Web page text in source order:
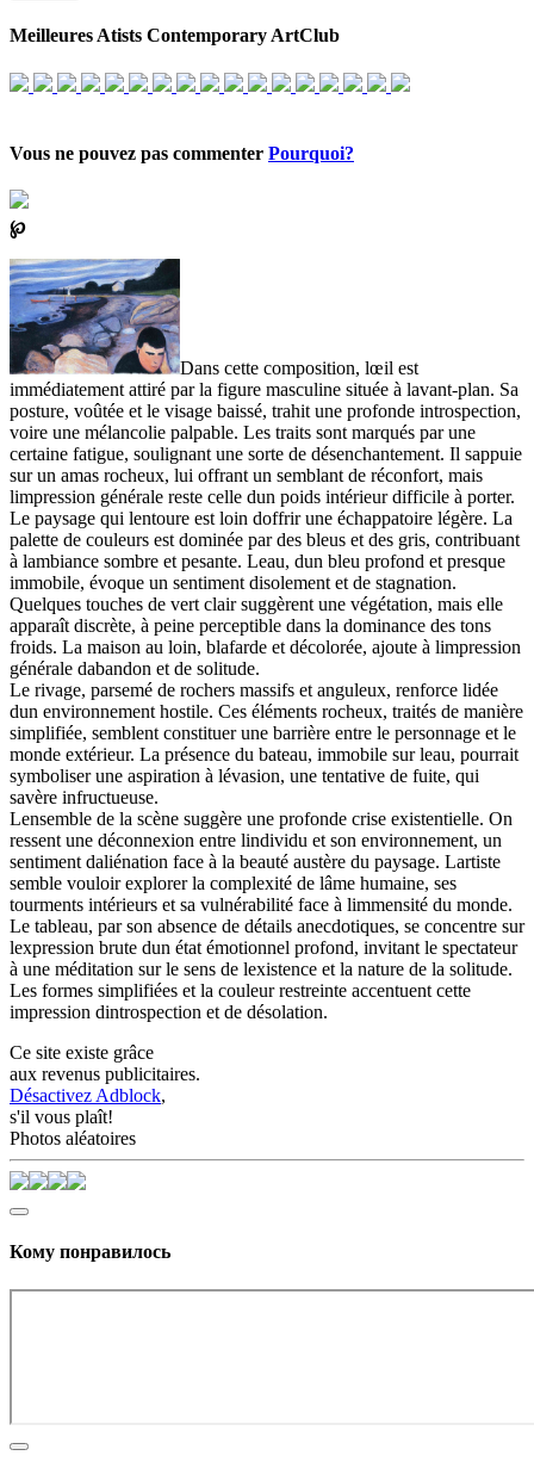
Meilleures Atists Contemporary ArtClub
Vous ne pouvez pas commenter Pourquoi?
℘
Dans cette composition, lœil est
immédiatement attiré par la figure masculine située à lavant-plan. Sa
posture, voûtée et le visage baissé, trahit une profonde introspection,
voire une mélancolie palpable. Les traits sont marqués par une
certaine fatigue, soulignant une sorte de désenchantement. Il sappuie
sur un amas rocheux, lui offrant un semblant de réconfort, mais
limpression générale reste celle dun poids intérieur difficile à porter.
Le paysage qui lentoure est loin doffrir une échappatoire légère. La
palette de couleurs est dominée par des bleus et des gris, contribuant
à lambiance sombre et pesante. Leau, dun bleu profond et presque
immobile, évoque un sentiment disolement et de stagnation.
Quelques touches de vert clair suggèrent une végétation, mais elle
apparaît discrète, à peine perceptible dans la dominance des tons
froids. La maison au loin, blafarde et décolorée, ajoute à limpression
générale dabandon et de solitude.
Le rivage, parsemé de rochers massifs et anguleux, renforce lidée
dun environnement hostile. Ces éléments rocheux, traités de manière
simplifiée, semblent constituer une barrière entre le personnage et le
monde extérieur. La présence du bateau, immobile sur leau, pourrait
symboliser une aspiration à lévasion, une tentative de fuite, qui
savère infructueuse.
Lensemble de la scène suggère une profonde crise existentielle. On
ressent une déconnexion entre lindividu et son environnement, un
sentiment daliénation face à la beauté austère du paysage. Lartiste
semble vouloir explorer la complexité de lâme humaine, ses
tourments intérieurs et sa vulnérabilité face à limmensité du monde.
Le tableau, par son absence de détails anecdotiques, se concentre sur
lexpression brute dun état émotionnel profond, invitant le spectateur
à une méditation sur le sens de lexistence et la nature de la solitude.
Les formes simplifiées et la couleur restreinte accentuent cette
impression dintrospection et de désolation.
Ce site existe grâce
aux revenus publicitaires.
Désactivez Adblock,
s'il vous plaît!
Photos aléatoires
Кому понравилось